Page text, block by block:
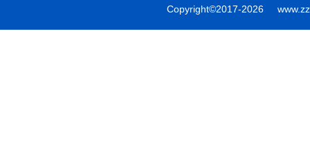
Copyright©2017-2026